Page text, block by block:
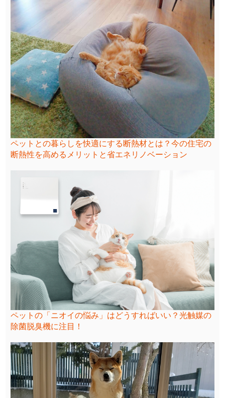
ペットとの暮らしを快適にする断熱材とは？今の住宅の
断熱性を高めるメリットと省エネリノベーション
ペットの「ニオイの悩み」はどうすればいい？光触媒の
除菌脱臭機に注目！